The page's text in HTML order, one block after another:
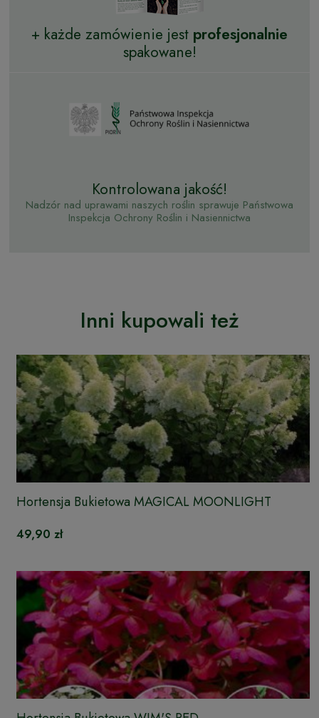
+ każde zamówienie jest profesjonalnie
spakowane!
Kontrolowana jakość!
Nadzór nad uprawami naszych roślin sprawuje Państwowa
Inspekcja Ochrony Roślin i Nasiennictwa
Inni kupowali też
Hortensja Bukietowa MAGICAL MOONLIGHT
49,90 zł